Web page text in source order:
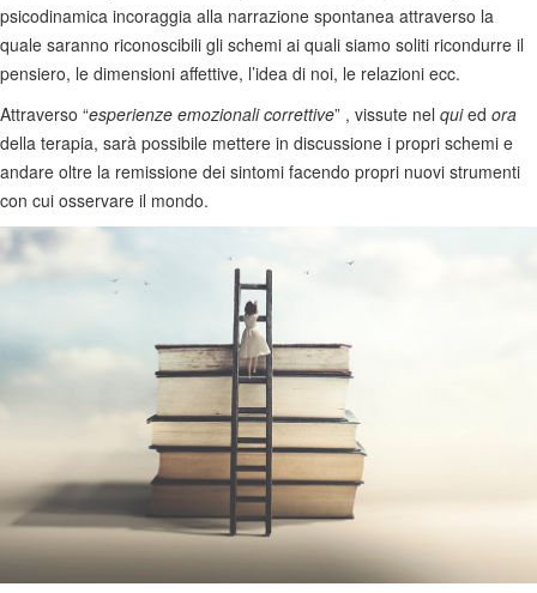
psicodinamica incoraggia alla narrazione spontanea attraverso la
quale saranno riconoscibili gli schemi ai quali siamo soliti ricondurre il
pensiero, le dimensioni affettive, l’idea di noi, le relazioni ecc.
Attraverso “esperienze emozionali correttive” , vissute nel quied ora
della terapia, sarà possibile mettere in discussione i propri schemi e
andare oltre la remissione dei sintomi facendo propri nuovi strumenti
con cui osservare il mondo.